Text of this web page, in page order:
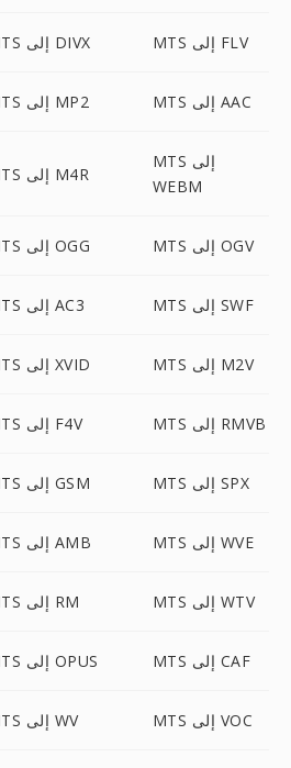
MTS إلى DIVX MTS إلى FLV
MTS إلى MP2 MTS إلى AAC
MTS إلى M4R
MTS إلى
WEBM
MTS إلى OGG MTS إلى OGV
MTS إلى AC3 MTS إلى SWF
MTS إلى XVID MTS إلى M2V
MTS إلى F4V MTS إلى RMVB
MTS إلى GSM MTS إلى SPX
MTS إلى AMB MTS إلى WVE
MTS إلى RM MTS إلى WTV
MTS إلى OPUS MTS إلى CAF
MTS إلى WV MTS إلى VOC